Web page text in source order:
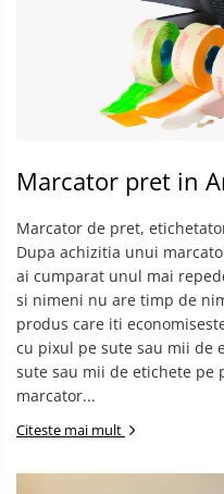
Marcator pret in
Marcator de pret,
Dupa achizitia unui
ai cumparat unul mai
si nimeni nu are timp de
produs care iti
cu pixul pe sute sau mii de
sute sau mii de etichete pe
marcator...
Citeste mai mult